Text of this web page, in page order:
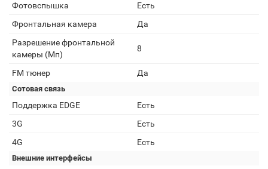
Фотовспышка
Есть
Фронтальная камера
Да
Разрешение фронтальной
камеры (Мп)
8
FM тюнер Да
Сотовая связь
Поддержка EDGE
Есть
3G
Есть
4G
Есть
Внешние интерфейсы